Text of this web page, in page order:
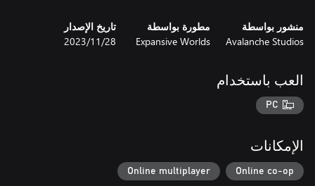
منشور بواسطة
Avalanche Studios
مطورة بواسطة
Expansive Worlds
تاريخ الإصدار
28‏/11‏/2023
العب باستخدام
PC
الإمكانات
Online co-op
Online multiplayer